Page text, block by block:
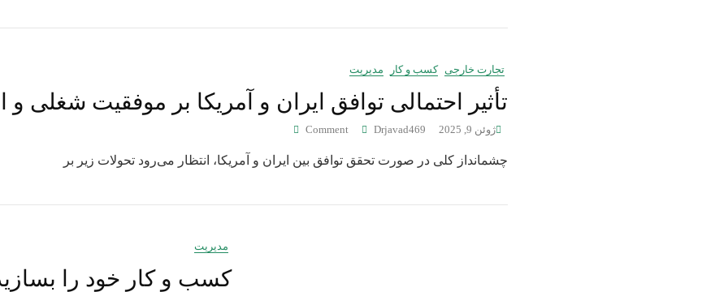
تجارت خارجی کسب و کار مدیریت
تأثیر احتمالی توافق ایران و آمریکا بر موفقیت شغلی و
ژوئن 9, 2025 Drjavad469
Comment
چشمانداز کلی در صورت تحقق توافق بین ایران و آمریکا، انتظار می‌رود تحولات زیر بر
مدیریت
کسب و کار خود را